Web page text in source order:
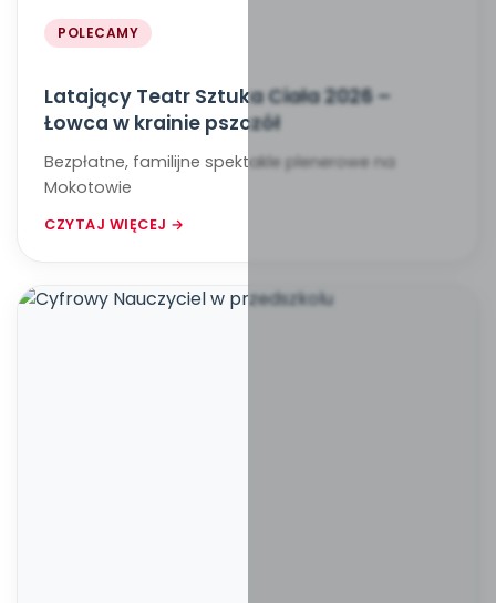
POLECAMY
Latający Teatr Sztuka Ciała 2026 –
Łowca w krainie pszczół
Bezpłatne, familijne spektakle plenerowe na
Mokotowie
CZYTAJ WIĘCEJ →